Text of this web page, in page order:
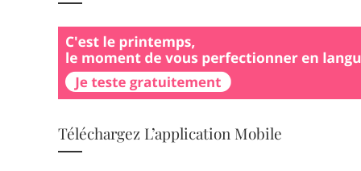
Téléchargez L’application Mobile